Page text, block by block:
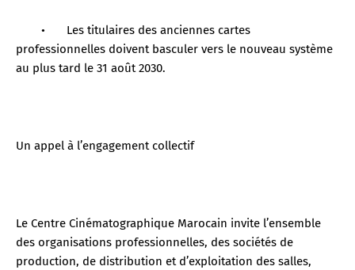
•
Les titulaires des anciennes cartes
professionnelles doivent basculer vers le nouveau système
au plus tard le 31 août 2030.
Un appel à l’engagement collectif
Le Centre Cinématographique Marocain invite l’ensemble
des organisations professionnelles, des sociétés de
production, de distribution et d’exploitation des salles,